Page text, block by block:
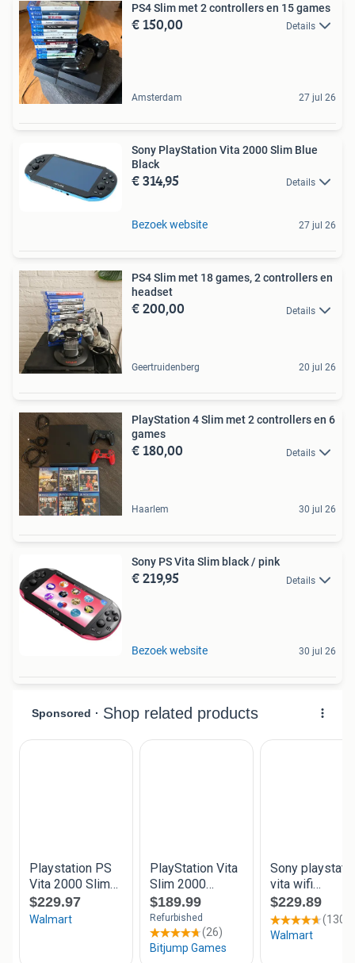
PS4 Slim met 2 controllers en 15 games
€ 150,00 Details
Amsterdam 27 jul 26
Sony PlayStation Vita 2000 Slim Blue
Black
€ 314,95 Details
Bezoek website 27 jul 26
PS4 Slim met 18 games, 2 controllers en
headset
€ 200,00 Details
Geertruidenberg 20 jul 26
PlayStation 4 Slim met 2 controllers en 6
games
€ 180,00 Details
Haarlem 30 jul 26
Sony PS Vita Slim black / pink
€ 219,95 Details
Bezoek website 30 jul 26